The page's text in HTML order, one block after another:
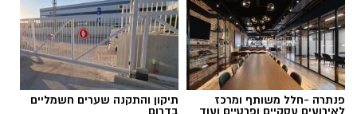
פנתרה -חלל משותף ומרכז
לאירועים עסקיים ופרטיים ועוד
תיקון והתקנה שערים חשמליים
בדרום